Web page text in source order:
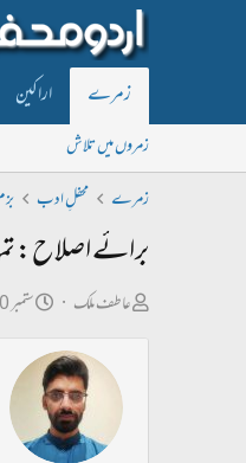
زمرے اراکین
زمروں میں تلاش
زمرے
محفلِ ادب
برائے اصلاح:
ص
ب
عاطف ملک
ت
ر
خ
ستمبر 30، 2016